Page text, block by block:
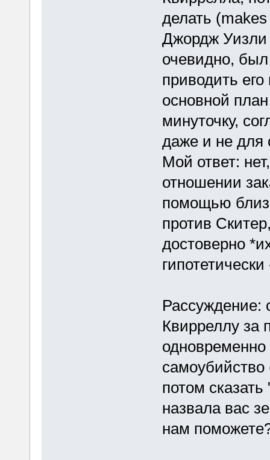
делать
Джордж
очевидно,
приводить
основной
минуточку,
даже и не для
Мой ответ:
отношении
помощью
против
достоверно
Рассуждение:
Квирреллу за
одновременно
самоубийство
потом
назвала вас
нам